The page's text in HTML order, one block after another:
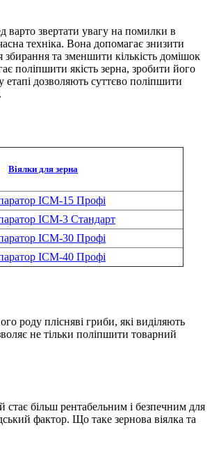
варто звертати увагу на помилки в
техніка. Вона допомагає знизити
збирання та зменшити кількість домішок
поліпшити якість зерна, зробити його
етапі дозволяють суттєво поліпшити
Віялки для зерна
ІСМ-15 Профі
ІСМ-3 Стандарт
ІСМ-30 Профі
ІСМ-40 Профі
роду плісняві гриби, які виділяють
не тільки поліпшити товарний
більш рентабельним і безпечним для
фактор. Що таке зернова віялка та